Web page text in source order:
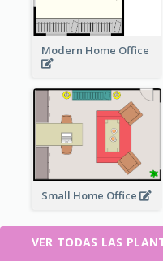
Modern Home Office
Small Home Office
VER TODAS LAS